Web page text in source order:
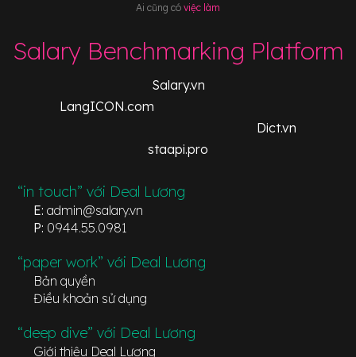
Ai cũng có việc làm
Salary Benchmarking Platform
Salary.vn
LangICON.com
Dict.vn
staapi.pro
“in touch” với Deal Lương
E: admin@salary.vn
P: 0944.55.0981
“paper work” với Deal Lương
Bản quyền
Điều khoản sử dụng
“deep dive” với Deal Lương
Giới thiệu Deal Lương